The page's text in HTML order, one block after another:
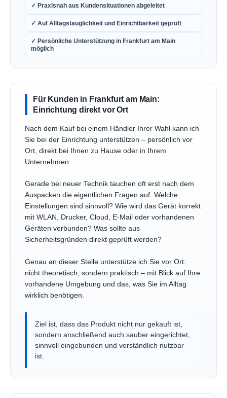
✓ Praxisnah aus Kundensituationen abgeleitet
✓ Auf Alltagstauglichkeit und Einrichtbarkeit geprüft
✓ Persönliche Unterstützung in Frankfurt am Main
möglich
Für Kunden in Frankfurt am Main:
Einrichtung direkt vor Ort
Nach dem Kauf bei einem Händler Ihrer Wahl kann ich
Sie bei der Einrichtung unterstützen – persönlich vor
Ort, direkt bei Ihnen zu Hause oder in Ihrem
Unternehmen.
Gerade bei neuer Technik tauchen oft erst nach dem
Auspacken die eigentlichen Fragen auf: Welche
Einstellungen sind sinnvoll? Wie wird das Gerät korrekt
mit WLAN, Drucker, Cloud, E-Mail oder vorhandenen
Geräten verbunden? Was sollte aus
Sicherheitsgründen direkt geprüft werden?
Genau an dieser Stelle unterstütze ich Sie vor Ort:
nicht theoretisch, sondern praktisch – mit Blick auf Ihre
vorhandene Umgebung und das, was Sie im Alltag
wirklich benötigen.
Ziel ist, dass das Produkt nicht nur gekauft ist,
sondern anschließend auch sauber eingerichtet,
sinnvoll eingebunden und verständlich nutzbar
ist.